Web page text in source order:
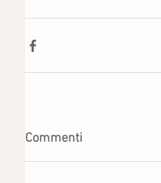
Commenti